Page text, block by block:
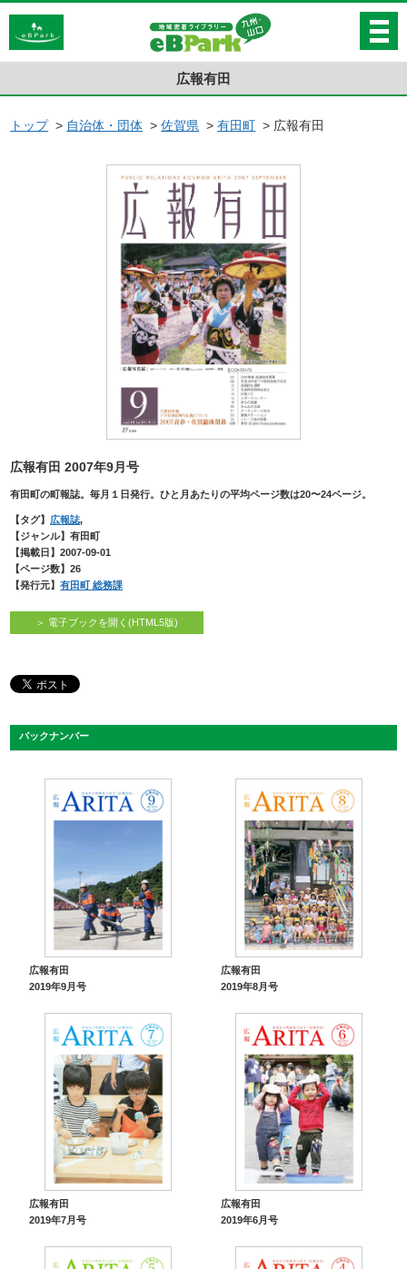
広報有田
トップ> 自治体・団体 >佐賀県 >有田町 > 広報有田
広報有田 2007年9月号
有田町の町報誌。毎月１日発行。ひと月あたりの平均ページ数は20〜24ページ。
【タグ】 広報誌,
【ジャンル】有田町
【掲載日】2007-09-01
【ページ数】26
【発行元】有田町 総務課
＞ 電子ブックを開く(HTML5版)
バックナンバー
広報有田
2019年9月号
広報有田
2019年8月号
広報有田
2019年7月号
広報有田
2019年6月号